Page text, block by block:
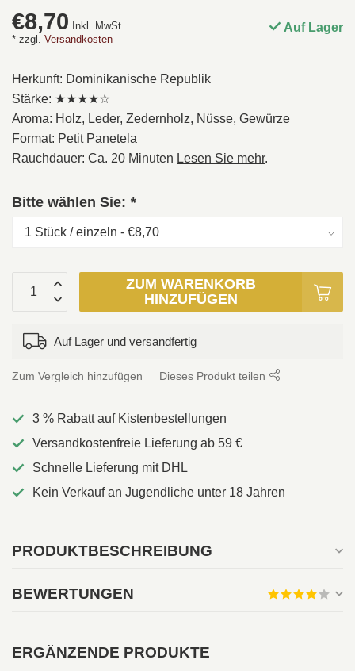
€8,70
Inkl. MwSt.
* zzgl. Versandkosten
Auf Lager
Herkunft: Dominikanische Republik
Stärke: ★★★★☆
Aroma: Holz, Leder, Zedernholz, Nüsse, Gewürze
Format: Petit Panetela
Rauchdauer: Ca. 20 Minuten Lesen Sie mehr.
Bitte wählen Sie: *
ZUM WARENKORB
HINZUFÜGEN
Auf Lager und versandfertig
Zum Vergleich hinzufügen Dieses Produkt teilen
3 % Rabatt auf Kistenbestellungen
Versandkostenfreie Lieferung ab 59 €
Schnelle Lieferung mit DHL
Kein Verkauf an Jugendliche unter 18 Jahren
PRODUKTBESCHREIBUNG
BEWERTUNGEN
ERGÄNZENDE PRODUKTE